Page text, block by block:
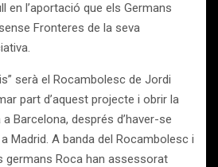
en l’aportació que els Germans
Fronteres de la seva
serà el Rocambolesc de Jordi
part d’aquest projecte i obrir la
Barcelona, després d’haver-se
Madrid. A banda del Rocambolesc i
germans Roca han assessorat